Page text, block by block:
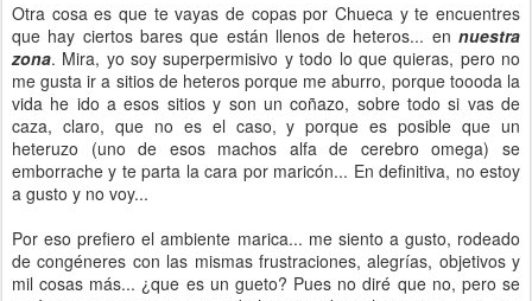
Otra cosa es que te vayas de copas por Chueca y te encuentres
que hay ciertos bares que están llenos de heteros... en nuestra
zona. Mira, yo soy superpermisivo y todo lo que quieras, pero no
me gusta ir a sitios de heteros porque me aburro, porque toooda la
vida he ido a esos sitios y son un coñazo, sobre todo si vas de
caza, claro, que no es el caso, y porque es posible que un
heteruzo (uno de esos machos alfa de cerebro omega) se
emborrache y te parta la cara por maricón... En definitiva, no estoy
a gusto y no voy...
Por eso prefiero el ambiente marica... me siento a gusto, rodeado
de congéneres con las mismas frustraciones, alegrías, objetivos y
mil cosas más... ¿que es un gueto? Pues no diré que no, pero se